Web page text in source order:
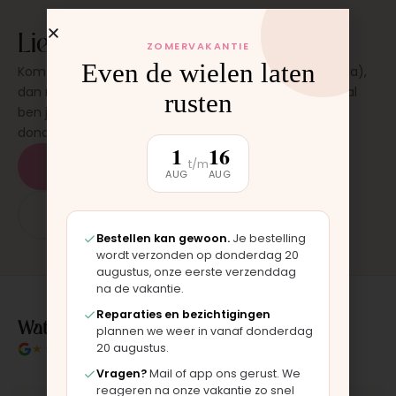
Liever laten plaatsen?
Kom langs in onze werkplaats in Moordrecht (bij Gouda),
dan monteren wij het onderdeel direct voor je. Meestal
ben je binnen 15 tot 20 minuten weer buiten. Op
donderdag en zaterdag, op afspraak.
Plan een afspraak
App: 06 - 2862 1330
Wat klanten over ons zeggen
★★★★★ 4.9/5 klantbeoordeling
ZOMERVAKANTIE
Even de wielen laten
rusten
1
AUG
t/m16
AUG
Bestellen kan gewoon. Je bestelling
wordt verzonden op donderdag 20
augustus, onze eerste verzenddag
na de vakantie.
Reparaties en bezichtigingen
plannen we weer in vanaf donderdag
20 augustus.
Vragen?Mail of app ons gerust. We
reageren na onze vakantie zo snel